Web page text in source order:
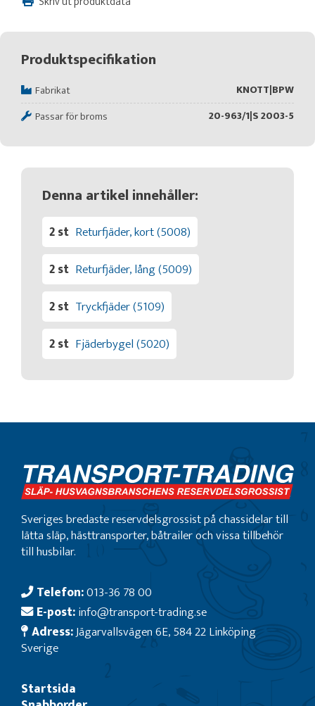
Produktspecifikation
Fabrikat
KNOTT|BPW
Passar för broms
20-963/1|S 2003-5
Denna artikel innehåller:
2 st Returfjäder, kort (5008)
2 st Returfjäder, lång (5009)
2 st Tryckfjäder (5109)
2 st Fjäderbygel (5020)
Sveriges bredaste reservdelsgrossist på chassidelar till
lätta släp, hästtransporter, båtrailer och vissa tillbehör
till husbilar.
Telefon:013-36 78 00
E-post:info@transport-trading.se
Adress:Jägarvallsvägen 6E, 584 22 Linköping
Sverige
Startsida